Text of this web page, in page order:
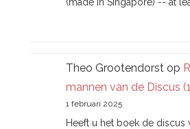
Theo Grootendorst op
mannen van de Discus
1 februari 2025
Heeft u het boek de discus